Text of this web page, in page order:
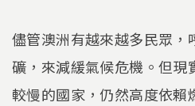
儘管澳洲有越來越多民眾，
礦，來減緩氣候危機。但現
較慢的國家，仍然高度依賴